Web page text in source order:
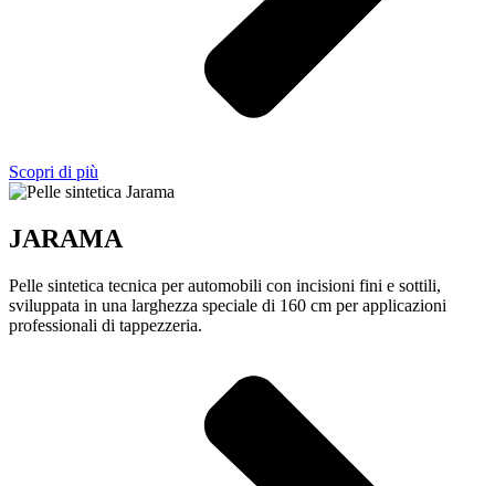
Scopri di più
JARAMA
Pelle sintetica tecnica per automobili con incisioni fini e sottili,
sviluppata in una larghezza speciale di 160 cm per applicazioni
professionali di tappezzeria.